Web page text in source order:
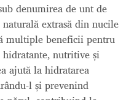
denumirea de unt de
extrasă din nucile
multiple beneficii pentru
nutritive și
ajută la hidratarea
l și prevenind